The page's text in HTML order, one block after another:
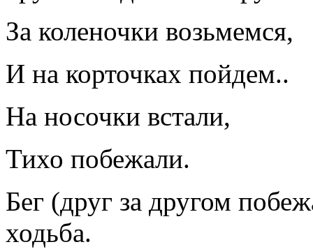
За коленочки возьмемся,
И на корточках пойдем..
На носочки встали,
Тихо побежали.
Бег (друг за другом
ходьба.